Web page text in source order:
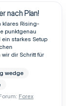
nach Plan!
klares Rising-
punktgenau
starkes Setup
dir Schritt für
wedge
Forex